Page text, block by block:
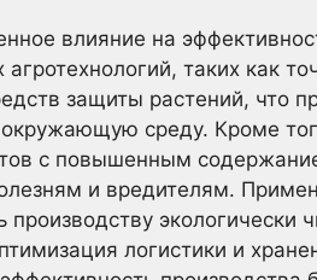
влияние на
таких как
защиты растений, что
среду. Кроме
с повышенным
и вредителям.
экологически
логистики и